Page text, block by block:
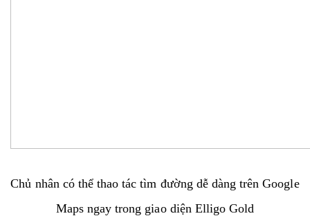
Chủ nhân có thể thao tác tìm đường dễ dàng trên Google
Maps ngay trong giao diện Elligo Gold